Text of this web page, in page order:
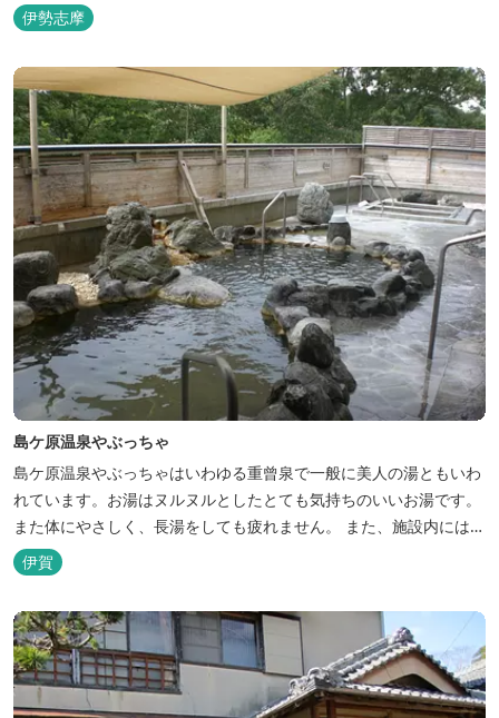
伊勢志摩
島ケ原温泉やぶっちゃ
島ケ原温泉やぶっちゃはいわゆる重曾泉で一般に美人の湯ともいわ
れています。お湯はヌルヌルとしたとても気持ちのいいお湯です。
また体にやさしく、長湯をしても疲れません。 また、施設内にはオ
ートキャンプ場、デイキャンプ場、テニスコート、水遊び場（夏季
限定）、こんにゃくやパン作りの体験できる工房などがあります。
木津川（鯛ケ瀬）のほとりにある美しい自然を生かしたオートキャ
ンプやディキャンプ...
伊賀